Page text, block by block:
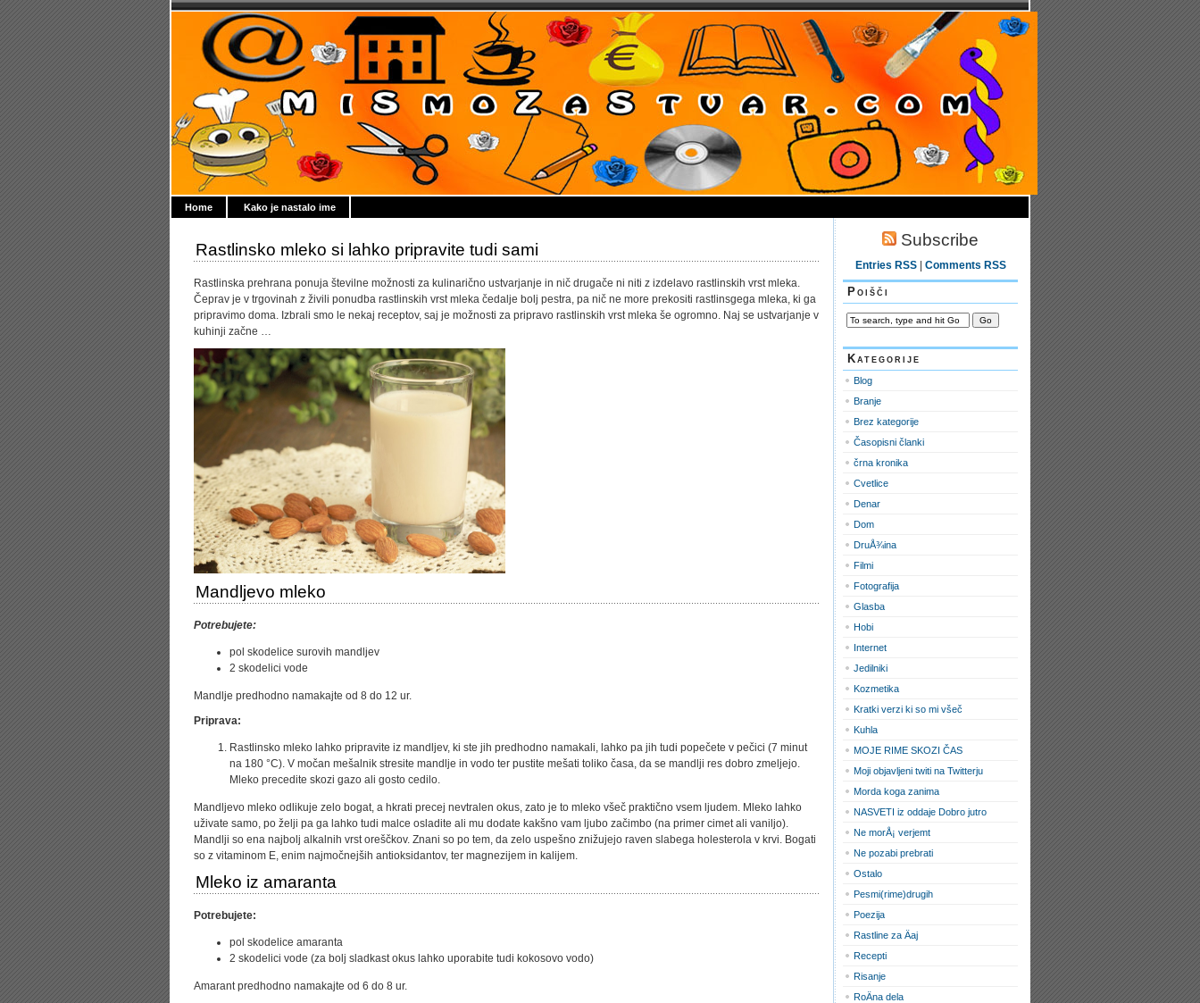
Home Kako je nastalo ime
Rastlinsko mleko si lahko pripravite tudi sami
Rastlinska prehrana ponuja številne možnosti za kulinarično ustvarjanje in nič drugače ni niti z izdelavo rastlinskih vrst mleka.
Čeprav je v trgovinah z živili ponudba rastlinskih vrst mleka čedalje bolj pestra, pa nič ne more prekositi rastlinsgega mleka, ki ga
pripravimo doma. Izbrali smo le nekaj receptov, saj je možnosti za pripravo rastlinskih vrst mleka še ogromno. Naj se ustvarjanje v
kuhinji začne …
Mandljevo mleko
Potrebujete:
pol skodelice surovih mandljev
2 skodelici vode
Mandlje predhodno namakajte od 8 do 12 ur.
Priprava:
Rastlinsko mleko lahko pripravite iz mandljev, ki ste jih predhodno namakali, lahko pa jih tudi popečete v pečici (7 minut
na 180 °C). V močan mešalnik stresite mandlje in vodo ter pustite mešati toliko časa, da se mandlji res dobro zmeljejo.
Mleko precedite skozi gazo ali gosto cedilo.
Mandljevo mleko odlikuje zelo bogat, a hkrati precej nevtralen okus, zato je to mleko všeč praktično vsem ljudem. Mleko lahko
uživate samo, po želji pa ga lahko tudi malce osladite ali mu dodate kakšno vam ljubo začimbo (na primer cimet ali vaniljo).
Mandlji so ena najbolj alkalnih vrst oreščkov. Znani so po tem, da zelo uspešno znižujejo raven slabega holesterola v krvi. Bogati
so z vitaminom E, enim najmočnejših antioksidantov, ter magnezijem in kalijem.
Mleko iz amaranta
Potrebujete:
pol skodelice amaranta
2 skodelici vode (za bolj sladkast okus lahko uporabite tudi kokosovo vodo)
Amarant predhodno namakajte od 6 do 8 ur.
Subscribe
Entries RSS| Comments RSS
Poišči
Kategorije
Blog
Branje
Brez kategorije
Časopisni članki
črna kronika
Cvetlice
Denar
Dom
DruÅ¾ina
Filmi
Fotografija
Glasba
Hobi
Internet
Jedilniki
Kozmetika
Kratki verzi ki so mi všeč
Kuhla
MOJE RIME SKOZI ČAS
Moji objavljeni twiti na Twitterju
Morda koga zanima
NASVETI iz oddaje Dobro jutro
Ne morÅ¡ verjemt
Ne pozabi prebrati
Ostalo
Pesmi(rime)drugih
Poezija
Rastline za Äaj
Recepti
Risanje
RoÄna dela